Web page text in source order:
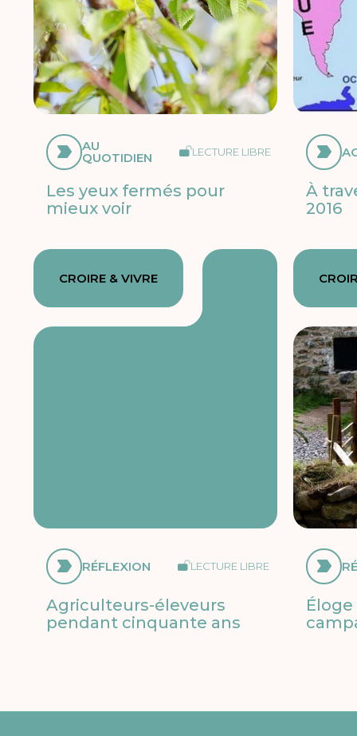
AU
QUOTIDIEN LECTURE LIBRE
Les yeux fermés pour
mieux voir
À
2016
CROIRE & VIVRE
RÉFLEXION LECTURE LIBRE
Agriculteurs-éleveurs
pendant cinquante ans
Éloge